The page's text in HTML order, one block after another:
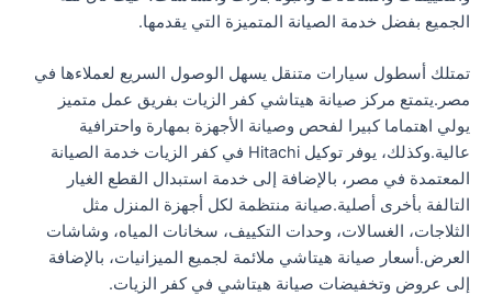
الجميع بفضل خدمة الصيانة المتميزة التي يقدمها.
تمتلك أسطول سيارات متنقل يسهل الوصول السريع لعملاءها في
مصر.يتمتع مركز صيانة هيتاشي كفر الزيات بفريق عمل متميز
يولي اهتماما كبيرا لفحص وصيانة الأجهزة بمهارة واحترافية
عالية.وكذلك، يوفر توكيل Hitachi في كفر الزيات خدمة الصيانة
المعتمدة في مصر، بالإضافة إلى خدمة استبدال القطع الغيار
التالفة بأخرى أصلية.صيانة منتظمة لكل أجهزة المنزل مثل
الثلاجات، الغسالات، وحدات التكييف، سخانات المياه، وشاشات
العرض.أسعار صيانة هيتاشي ملائمة لجميع الميزانيات، بالإضافة
إلى عروض وتخفيضات صيانة هيتاشي في كفر الزيات.